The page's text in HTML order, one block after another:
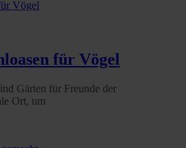
für Vögel
Gärten für Freunde der
Ort, um